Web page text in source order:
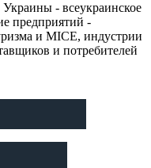
- всеукраинское
предприятий -
и MICE, индустрии
и потребителей